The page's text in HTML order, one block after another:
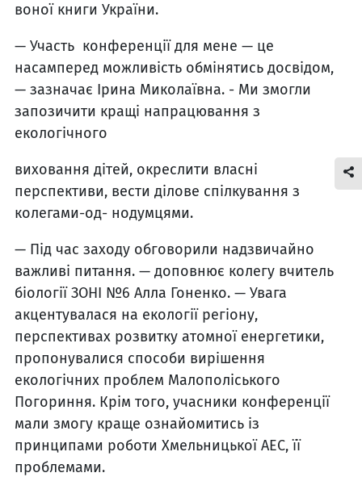
воної книги України.
— Участь конференції для мене — це
насамперед мож­ливість обмінятись досвідом,
— зазначає Ірина Миколаївна. - Ми змогли
запозичити кращі напрацювання з
екологічного
виховання дітей, окреслити власні
перспективи, вести діло­ве спілкування з
колегами-од- нодумцями.
— Під час заходу обговори­ли надзвичайно
важливі питан­ня. — доповнює колегу вчитель
біології ЗОНІ №6 Алла Гонен­ко. — Увага
акцентувалася на екології регіону,
перспективах розвитку атомної енергетики,
пропонувалися способи вирі­шення
екологічних проблем Малополіського
Погориння. Крім того, учасники конференції
мали змогу краще ознайомитись із
принципами роботи Хмель­ницької АЕС, її
проблемами.